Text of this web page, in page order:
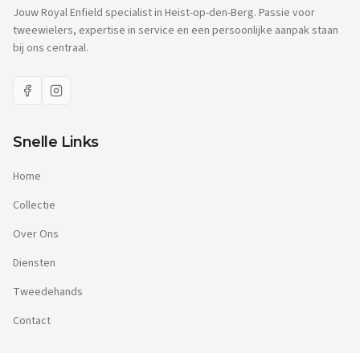
Jouw Royal Enfield specialist in Heist-op-den-Berg. Passie voor
tweewielers, expertise in service en een persoonlijke aanpak staan
bij ons centraal.
Snelle Links
Home
Collectie
Over Ons
Diensten
Tweedehands
Contact